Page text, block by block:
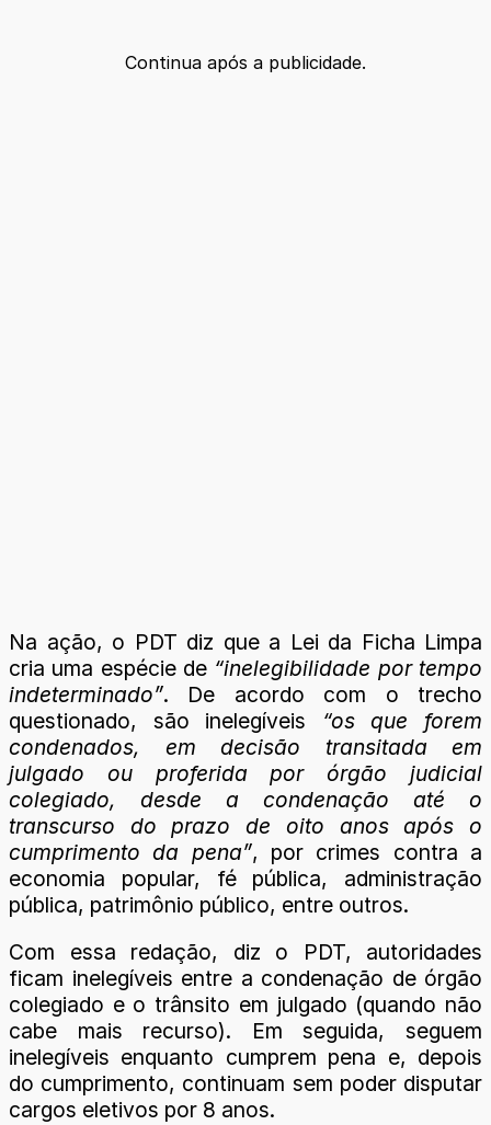
Continua após a publicidade.
Na ação, o PDT diz que a Lei da Ficha Limpa
cria uma espécie de “inelegibilidade por tempo
indeterminado”. De acordo com o trecho
questionado, são inelegíveis “os que forem
condenados, em decisão transitada em
julgado ou proferida por órgão judicial
colegiado, desde a condenação até o
transcurso do prazo de oito anos após o
cumprimento da pena”, por crimes contra a
economia popular, fé pública, administração
pública, patrimônio público, entre outros.
Com essa redação, diz o PDT, autoridades
ficam inelegíveis entre a condenação de órgão
colegiado e o trânsito em julgado (quando não
cabe mais recurso). Em seguida, seguem
inelegíveis enquanto cumprem pena e, depois
do cumprimento, continuam sem poder disputar
cargos eletivos por 8 anos.